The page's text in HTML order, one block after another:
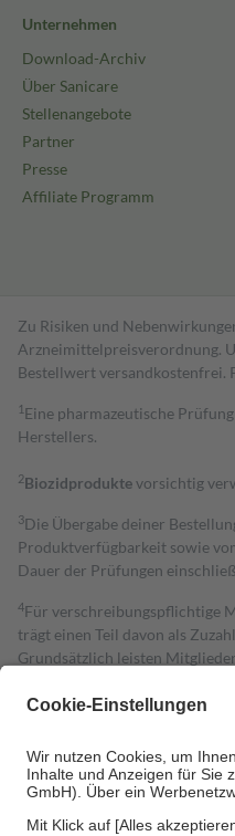
Unternehmen
Download-Archiv
Über Sanicare
Stellenangebote
Partner
Presse
Affiliate Programm
Zu Risiken und
Arzneimittelpreisverordnung.
Bestell­wert versand­kosten­frei.
1 Eine pharmazeutische
Herstellers.
2Biozidproduktevorsichtig
3Die Übergabe deiner
Produktverfügbarkeit sowie
Dauer der Prüfungen
4Für verschreibungspflichtige
trägt einen Teil davon als
Grundsätzlich leisten
Diese Regeln gelten
Um das Engagement der
• Kindern und Jugendlichen
• Untersuchungen zur
• empfohlenen